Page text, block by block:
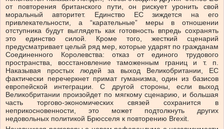
от повторения британского пути, он рискует уронить свой
моральный авторитет. Единство ЕС зиждется на его
привлекательности, а “карательные” меры в отношении
отступника будут выглядеть как готовность впредь сохранять
это единство силой. Кроме того, жесткий сценарий
предусматривает целый ряд мер, которые ударят по гражданам
Соединенного Королевства: отказ от единого трудового
пространства, восстановление таможенным границ и т. п.
Наказывая простых людей за выход Великобритании, ЕС
фактически перечеркнет примат гуманизма, один из базисов
европейской интеграции. С другой стороны, если выход
Великобритании произойдет по мягкому сценарию, и большая
часть торгово-экономических связей сохранится в
неприкосновенности, это может подтолкнуть других
недовольных политикой Брюсселя к повторению Brexit.